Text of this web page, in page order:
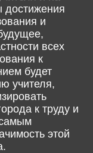
достижения
и
всех
к
будет
учителя,
к труду и
этой